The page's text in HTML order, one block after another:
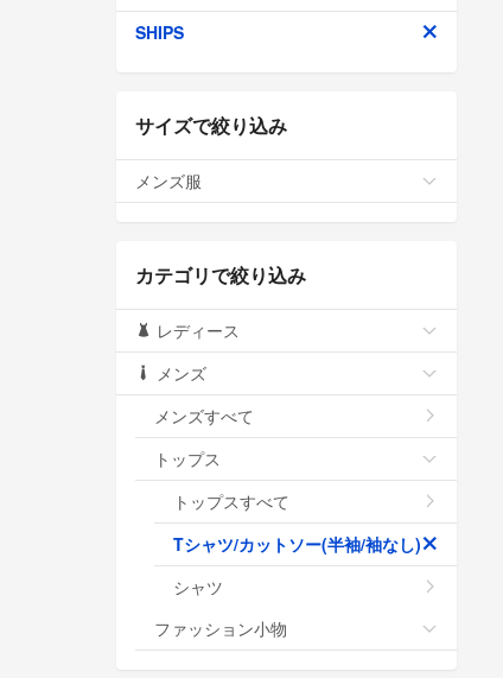
SHIPS
サイズで絞り込み
メンズ服
カテゴリで絞り込み
レディース
メンズ
メンズすべて
トップス
トップスすべて
Tシャツ/カットソー(半袖/袖なし)
シャツ
ファッション小物